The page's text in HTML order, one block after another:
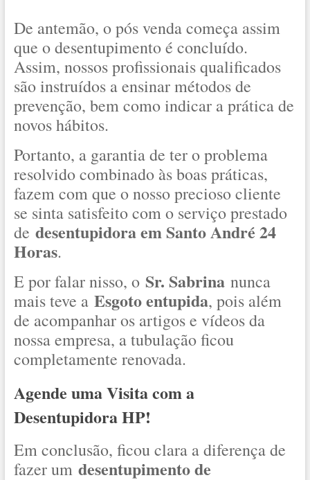
De antemão, o pós venda começa assim
que o desentupimento é concluído.
Assim, nossos profissionais qualificados
são instruídos a ensinar métodos de
prevenção, bem como indicar a prática de
novos hábitos.
Portanto, a garantia de ter o problema
resolvido combinado às boas práticas,
fazem com que o nosso precioso cliente
se sinta satisfeito com o serviço prestado
de desentupidora em Santo André 24
Horas.
E por falar nisso, o Sr. Sabrina nunca
mais teve a Esgoto entupida, pois além
de acompanhar os artigos e vídeos da
nossa empresa, a tubulação ficou
completamente renovada.
Agende uma Visita com a
Desentupidora HP!
Em conclusão, ficou clara a diferença de
fazer um desentupimento de